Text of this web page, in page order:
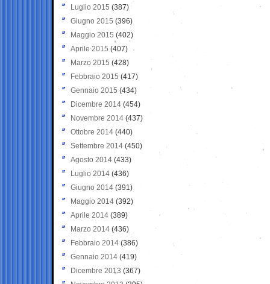
Luglio 2015 (387)
Giugno 2015 (396)
Maggio 2015 (402)
Aprile 2015 (407)
Marzo 2015 (428)
Febbraio 2015 (417)
Gennaio 2015 (434)
Dicembre 2014 (454)
Novembre 2014 (437)
Ottobre 2014 (440)
Settembre 2014 (450)
Agosto 2014 (433)
Luglio 2014 (436)
Giugno 2014 (391)
Maggio 2014 (392)
Aprile 2014 (389)
Marzo 2014 (436)
Febbraio 2014 (386)
Gennaio 2014 (419)
Dicembre 2013 (367)